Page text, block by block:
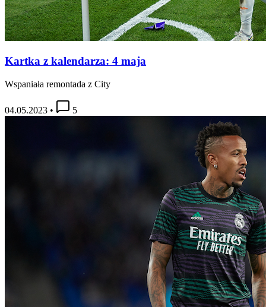
Kartka z kalendarza: 4 maja
Wspaniała remontada z City
04.05.2023 • 5